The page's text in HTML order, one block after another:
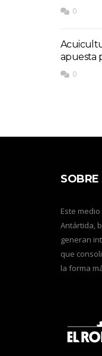
0
apuesta
0
Este
Antártida,
generan
que
la forma